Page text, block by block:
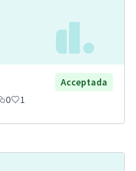
Acceptada
0 1